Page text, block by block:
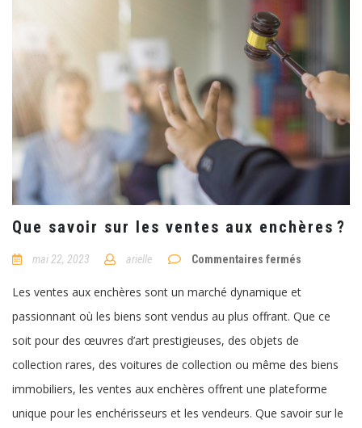
Que savoir sur les ventes aux enchères ?
mai 22, 2023 arielle Commentaires fermés
sur
ventes
Les ventes aux enchères sont un marché dynamique et
passionnant où les biens sont vendus au plus offrant. Que ce
soit pour des œuvres d’art prestigieuses, des objets de
collection rares, des voitures de collection ou même des biens
immobiliers, les ventes aux enchères offrent une plateforme
unique pour les enchérisseurs et les vendeurs. Que savoir sur le